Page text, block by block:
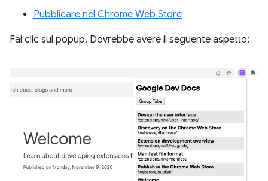
Pubblicare nel Chrome Web Store
Fai clic sul popup. Dovrebbe avere il seguente aspetto: